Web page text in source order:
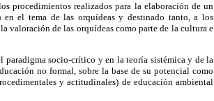
procedimientos realizados para la elaboración de un
en el tema de las orquídeas y destinado tanto, a los
valoración de las orquídeas como parte de la cultura e
paradigma socio-crítico y en la teoría sistémica y de la
no formal, sobre la base de su potencial como
y actitudinales) de educación ambiental